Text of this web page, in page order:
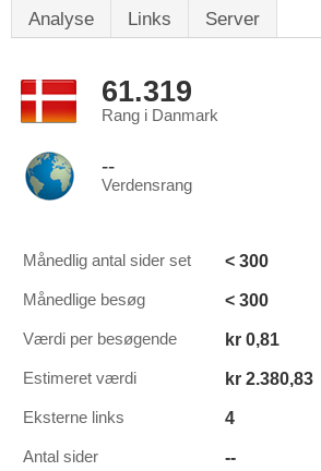
Analyse Links Server
61.319
Rang i Danmark
--
Verdensrang
Månedlig antal sider set < 300
Månedlige besøg < 300
Værdi per besøgende kr 0,81
Estimeret værdi kr 2.380,83
Eksterne links 4
Antal sider --